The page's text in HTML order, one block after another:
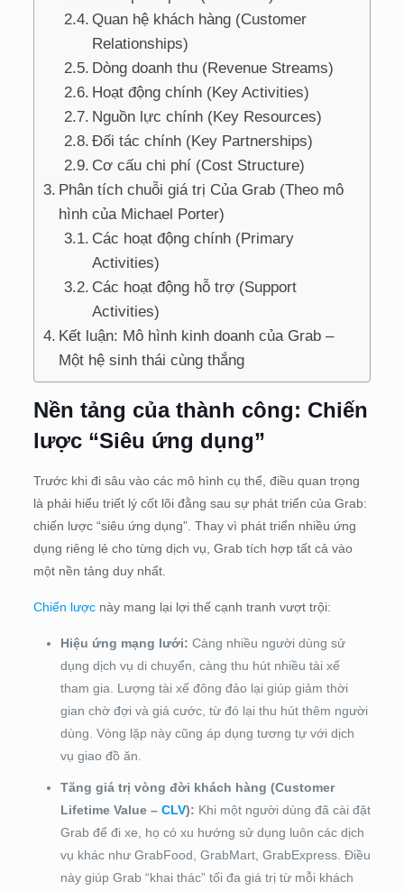
Quan hệ khách hàng (Customer
Relationships)
Dòng doanh thu (Revenue Streams)
Hoạt động chính (Key Activities)
Nguồn lực chính (Key Resources)
Đối tác chính (Key Partnerships)
Cơ cấu chi phí (Cost Structure)
Phân tích chuỗi giá trị Của Grab (Theo mô
hình của Michael Porter)
Các hoạt động chính (Primary
Activities)
Các hoạt động hỗ trợ (Support
Activities)
Kết luận: Mô hình kinh doanh của Grab –
Một hệ sinh thái cùng thắng
Nền tảng của thành công: Chiến
lược “Siêu ứng dụng”
Trước khi đi sâu vào các mô hình cụ thể, điều quan trọng
là phải hiểu triết lý cốt lõi đằng sau sự phát triển của Grab:
chiến lược “siêu ứng dụng”. Thay vì phát triển nhiều ứng
dụng riêng lẻ cho từng dịch vụ, Grab tích hợp tất cả vào
một nền tảng duy nhất.
Chiến lượcnày mang lại lợi thế cạnh tranh vượt trội:
Hiệu ứng mạng lưới: Càng nhiều người dùng sử
dụng dịch vụ di chuyển, càng thu hút nhiều tài xế
tham gia. Lượng tài xế đông đảo lại giúp giảm thời
gian chờ đợi và giá cước, từ đó lại thu hút thêm người
dùng. Vòng lặp này cũng áp dụng tương tự với dịch
vụ giao đồ ăn.
Tăng giá trị vòng đời khách hàng (Customer
Lifetime Value – CLV): Khi một người dùng đã cài đặt
Grab để đi xe, họ có xu hướng sử dụng luôn các dịch
vụ khác như GrabFood, GrabMart, GrabExpress. Điều
này giúp Grab “khai thác” tối đa giá trị từ mỗi khách